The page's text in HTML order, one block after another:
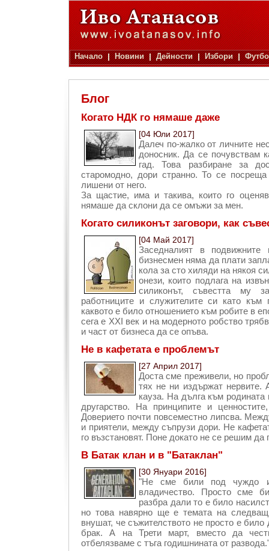
Начало Новини Дейности Избори
Блог
Когато НДК го нямаше даже
[04 Юли 2017]
Далеч по-жалко от личните
доносник. Да се почувствам
гад. Това разбиране за
старомодно, дори странно. То се
лишени от него.
За щастие, има и такива, които го
нямаше да склони да се омъжи за мен.
Когато силиконът заговори, как
[04 Май 2017]
Заседналият в
бизнесмен няма да плати
кола за сто хиляди на някоя
онези, които подлага на
силиконът, съвестта му
работниците и служителите си като към
каквото е било отношението към робите в
сега е ХХІ век и на модерното робство
и част от бизнеса да се опъва.
Не в кафетата е проблемът
[27 Април 2017]
Доста сме преживели, но
тях не ни издържат нервите.
кауза. На дълга към родината
другарство. На принципите и
Доверието почти повсеместно липсва.
и приятели, между съпрузи дори. Не
го възстановят. Поне докато не се решим да
В Батак клан и в "Батаклан"
[30 Януари 2016]
"Не сме били под чуждо
владичество. Просто сме
разбра дали то е било
но това навярно ще е темата на
внушат, че съжителството не просто е
брак. А на Трети март, вместо да
отбелязваме с тъга годишнината от